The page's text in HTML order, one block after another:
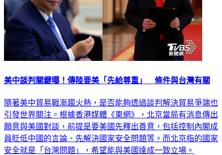
美中談判關鍵曝！傳陸要美「先給尊重」 條件與台灣有關
隨著美中貿易戰漸趨火熱，是否能夠透過談判解決貿易爭端也
引發世界關注。根據香港媒體《東網》，北京當局有消息傳出
願意與美國對談，前提是要美國先釋出善意，包括控制內閣成
員貶低中國的言論、先解決國家安全問題等。而北京指的國家
安全就是「台灣問題」，希望能與美國達成一致立場。